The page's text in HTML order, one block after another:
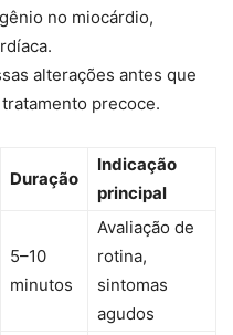
no miocárdio,
alterações antes que
precoce.
Duração
Indicação
principal
5–10
minutos
Avaliação de
rotina,
sintomas
agudos